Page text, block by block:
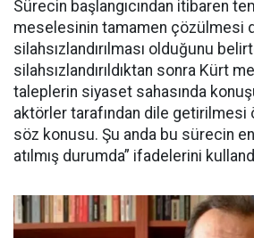
Sürecin başlangıcından itibaren
meselesinin tamamen çözülmesi
silahsızlandırılması olduğunu
silahsızlandırıldıktan sonra Kürt
taleplerin siyaset sahasında
aktörler tarafından dile
söz konusu. Şu anda bu sürecin en
atılmış durumda” ifadelerini